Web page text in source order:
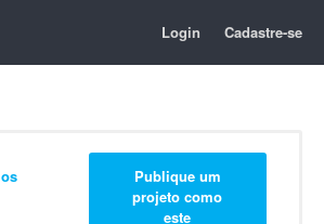
Login Cadastre-se
Publique um
projeto como
este